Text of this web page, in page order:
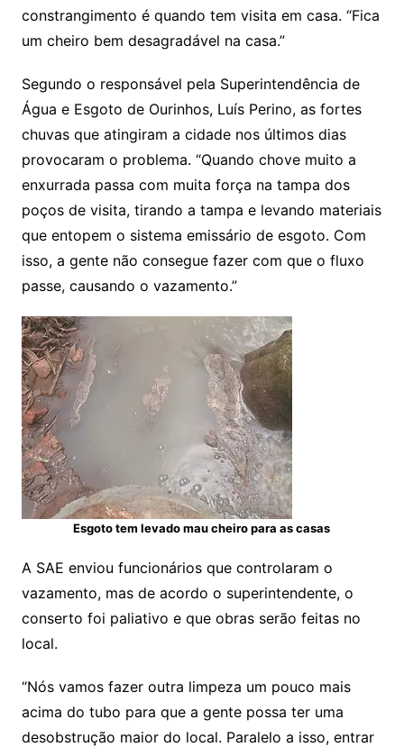
constrangimento é quando tem visita em casa. “Fica
um cheiro bem desagradável na casa.”
Segundo o responsável pela Superintendência de
Água e Esgoto de Ourinhos, Luís Perino, as fortes
chuvas que atingiram a cidade nos últimos dias
provocaram o problema. “Quando chove muito a
enxurrada passa com muita força na tampa dos
poços de visita, tirando a tampa e levando materiais
que entopem o sistema emissário de esgoto. Com
isso, a gente não consegue fazer com que o fluxo
passe, causando o vazamento.”
Esgoto tem levado mau cheiro para as casas
A SAE enviou funcionários que controlaram o
vazamento, mas de acordo o superintendente, o
conserto foi paliativo e que obras serão feitas no
local.
“Nós vamos fazer outra limpeza um pouco mais
acima do tubo para que a gente possa ter uma
desobstrução maior do local. Paralelo a isso, entrar